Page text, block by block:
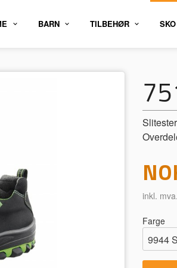
BARN TILBEHØR SKO
inkl. mva.
Farge